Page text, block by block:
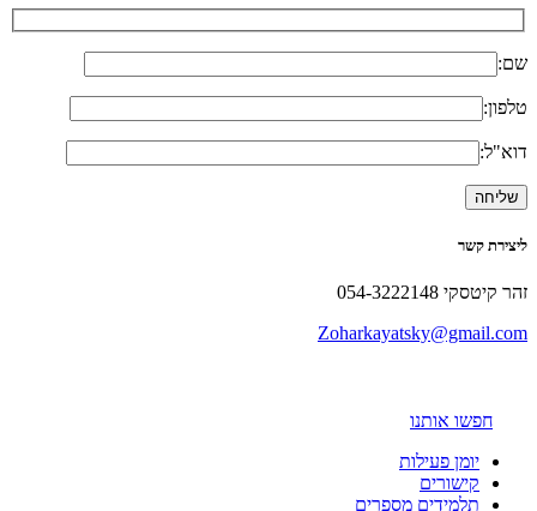
שם:
טלפון:
דוא"ל:
ליצירת קשר
זהר קיטסקי 054-3222148
Zoharkayatsky@gmail.com
חפשו אותנו
יומן פעילות
קישורים
תלמידים מספרים